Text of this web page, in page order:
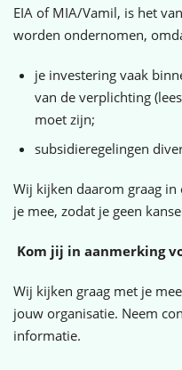
EIA of MIA/Vamil, is het
worden ondernomen,
je investering vaak
van de verplichting
moet zijn;
subsidieregelingen
Wij kijken daarom graag
je mee, zodat je geen
Kom jij in aanmerking
Wij kijken graag met je
jouw organisatie. Neem
informatie.